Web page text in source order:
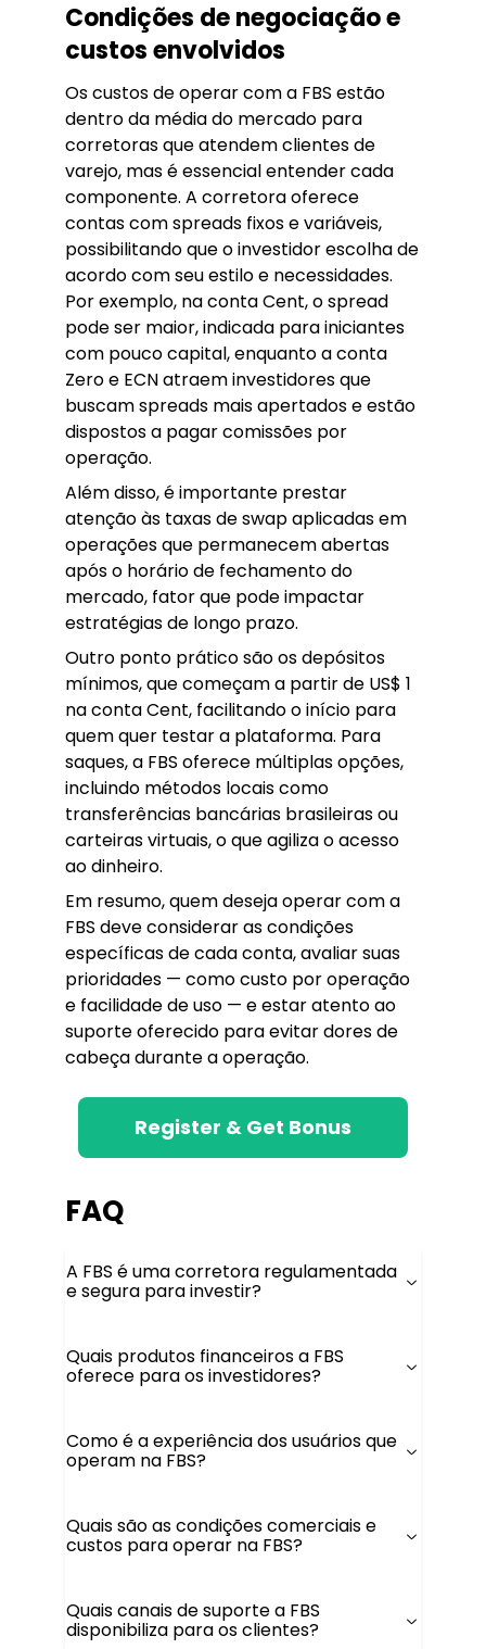
Condições de negociação e
custos envolvidos
Os custos de operar com a FBS estão
dentro da média do mercado para
corretoras que atendem clientes de
varejo, mas é essencial entender cada
componente. A corretora oferece
contas com spreads fixos e variáveis,
possibilitando que o investidor escolha de
acordo com seu estilo e necessidades.
Por exemplo, na conta Cent, o spread
pode ser maior, indicada para iniciantes
com pouco capital, enquanto a conta
Zero e ECN atraem investidores que
buscam spreads mais apertados e estão
dispostos a pagar comissões por
operação.
Além disso, é importante prestar
atenção às taxas de swap aplicadas em
operações que permanecem abertas
após o horário de fechamento do
mercado, fator que pode impactar
estratégias de longo prazo.
Outro ponto prático são os depósitos
mínimos, que começam a partir de US$ 1
na conta Cent, facilitando o início para
quem quer testar a plataforma. Para
saques, a FBS oferece múltiplas opções,
incluindo métodos locais como
transferências bancárias brasileiras ou
carteiras virtuais, o que agiliza o acesso
ao dinheiro.
Em resumo, quem deseja operar com a
FBS deve considerar as condições
específicas de cada conta, avaliar suas
prioridades — como custo por operação
e facilidade de uso — e estar atento ao
suporte oferecido para evitar dores de
cabeça durante a operação.
Register & Get Bonus
FAQ
A FBS é uma corretora regulamentada
e segura para investir?
Quais produtos financeiros a FBS
oferece para os investidores?
Como é a experiência dos usuários que
operam na FBS?
Quais são as condições comerciais e
custos para operar na FBS?
Quais canais de suporte a FBS
disponibiliza para os clientes?